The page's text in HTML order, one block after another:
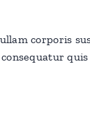
corporis